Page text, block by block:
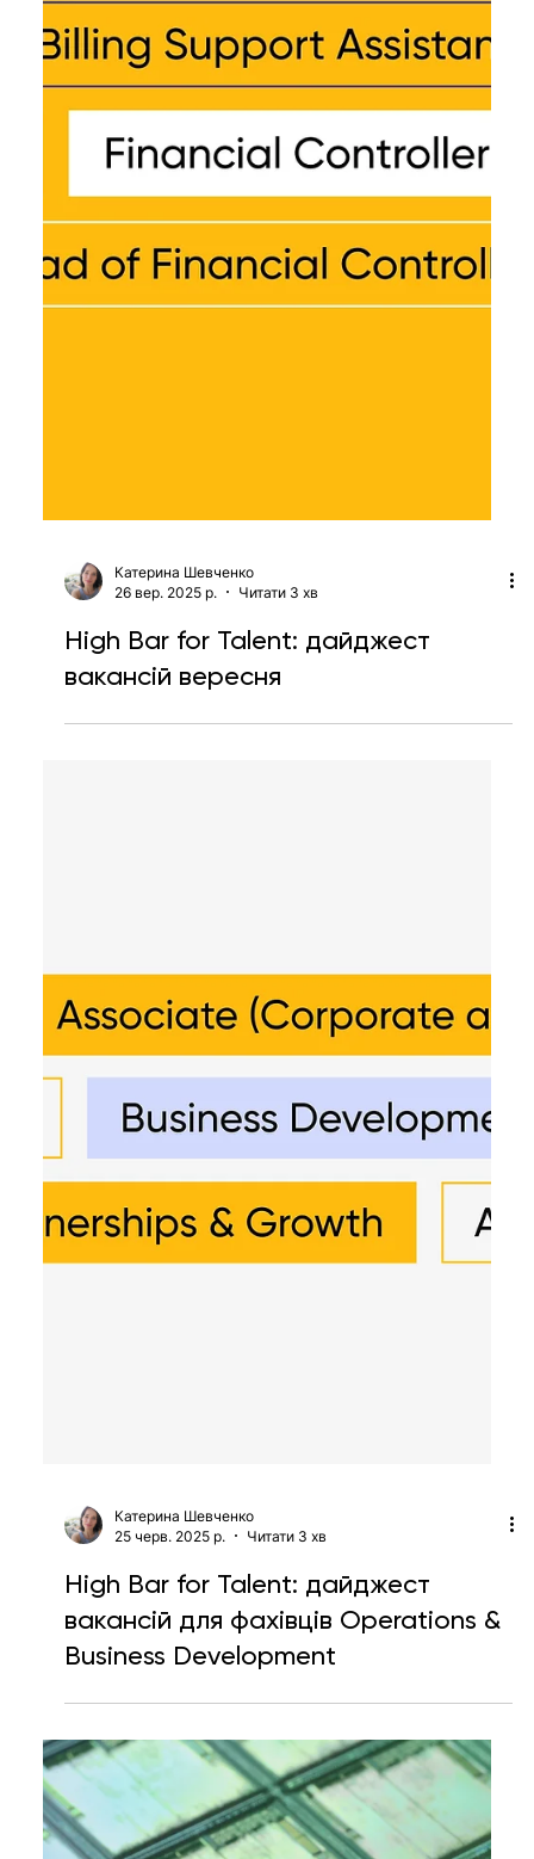
революція в коді та виклики для
DevOps
High Bar for Talent: дайджест
вакансій вересня